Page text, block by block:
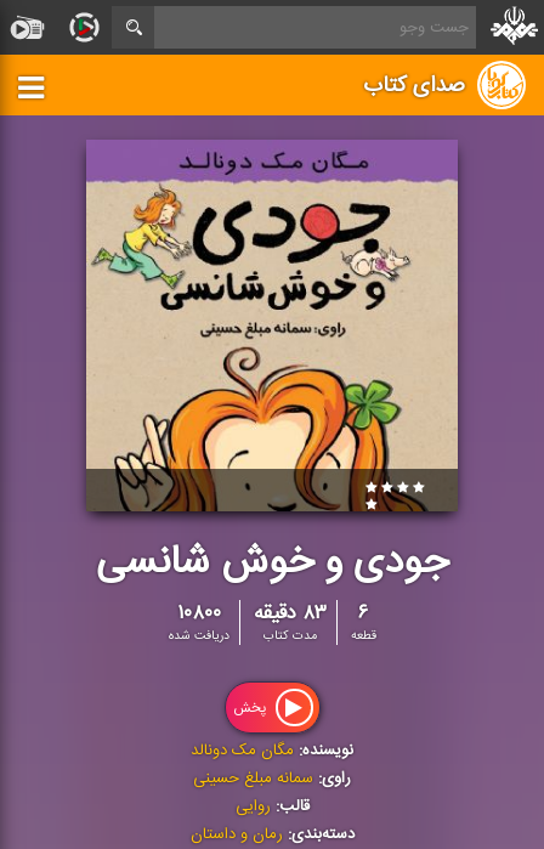
صدای کتاب
جودی و خوش شانسی
۶
قطعه
۸۳ دقیقه
مدت کتاب
۱۰۸۰۰
دریافت شده
پخش
نویسنده: مگان مک دونالد
راوی: سمانه مبلغ حسینی
قالب: روایی
دسته‌بندی: رمان و داستان